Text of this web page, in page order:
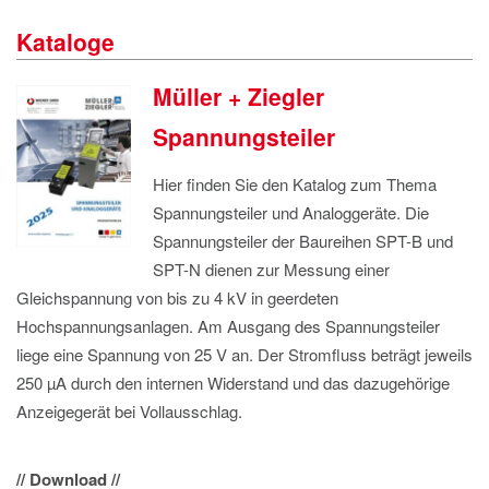
DATENSCHUTZ
Kataloge
Müller + Ziegler
Spannungsteiler
Hier finden Sie den Katalog zum Thema
Spannungsteiler und Analoggeräte. Die
Spannungsteiler der Baureihen SPT-B und
SPT-N dienen zur Messung einer
Gleichspannung von bis zu 4 kV in geerdeten
Hochspannungsanlagen. Am Ausgang des Spannungsteiler
liege eine Spannung von 25 V an. Der Stromfluss beträgt jeweils
250 µA durch den internen Widerstand und das dazugehörige
Anzeigegerät bei Vollausschlag.
// Download //